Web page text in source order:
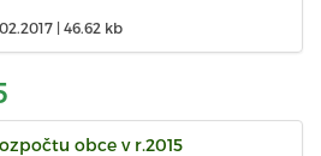
| 46.62 kb
obce v r.2015